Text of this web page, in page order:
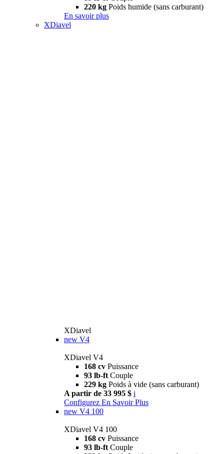
220 kg Poids humide (sans carburant)
En savoir plus
XDiavel
XDiavel
new V4
XDiavel V4
168 cv Puissance
93 lb-ft Couple
229 kg Poids à vide (sans carburant)
A partir de 33 995 $ i
Configurez En Savoir Plus
new V4 100
XDiavel V4 100
168 cv Puissance
93 lb-ft Couple